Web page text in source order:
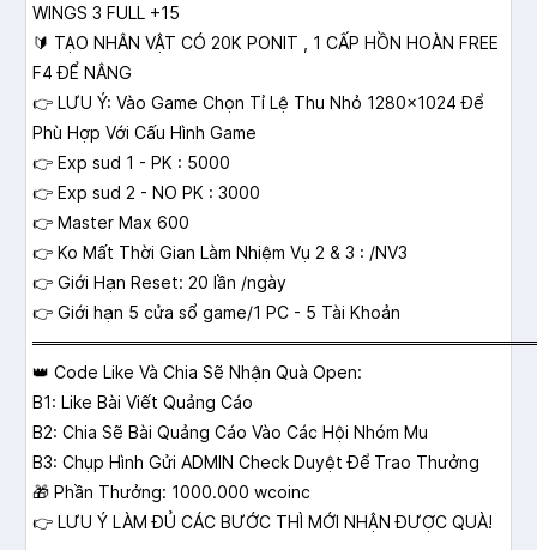
WINGS 3 FULL +15
🔰 TẠO NHÂN VẬT CÓ 20K PONIT , 1 CẤP HỒN HOÀN FREE
F4 ĐỂ NÂNG
👉 LƯU Ý: Vào Game Chọn Tỉ Lệ Thu Nhỏ 1280x1024 Để
Phù Hợp Với Cấu Hình Game
👉 Exp sud 1 - PK : 5000
👉 Exp sud 2 - NO PK : 3000
👉 Master Max 600
👉 Ko Mất Thời Gian Làm Nhiệm Vụ 2 & 3 : /NV3
👉 Giới Hạn Reset: 20 lần /ngày
👉 Giới hạn 5 cửa sổ game/1 PC - 5 Tài Khoản
👑 Code Like Và Chia Sẽ Nhận Quà Open:
B1: Like Bài Viết Quảng Cáo
B2: Chia Sẽ Bài Quảng Cáo Vào Các Hội Nhóm Mu
B3: Chụp Hình Gửi ADMIN Check Duyệt Để Trao Thưởng
🎁 Phần Thưởng: 1000.000 wcoinc
👉 LƯU Ý LÀM ĐỦ CÁC BƯỚC THÌ MỚI NHẬN ĐƯỢC QUÀ!